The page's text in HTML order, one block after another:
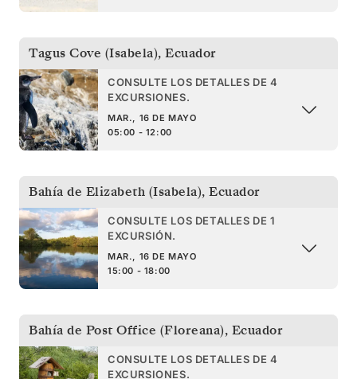
Tagus Cove (Isabela), Ecuador
CONSULTE LOS DETALLES DE 4
EXCURSIONES.
MAR., 16 DE MAYO
05:00 - 12:00
Bahía de Elizabeth (Isabela), Ecuador
CONSULTE LOS DETALLES DE 1
EXCURSIÓN.
MAR., 16 DE MAYO
15:00 - 18:00
Bahía de Post Office (Floreana), Ecuador
CONSULTE LOS DETALLES DE 4
EXCURSIONES.